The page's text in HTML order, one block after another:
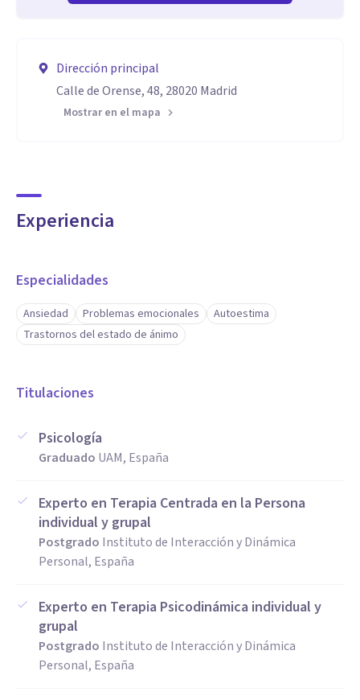
Dirección principal
Calle de Orense, 48, 28020 Madrid
Mostrar en el mapa
Experiencia
Especialidades
Ansiedad Problemas emocionales
Autoestima
Trastornos del estado de ánimo
Titulaciones
Psicología
Graduado UAM, España
Experto en Terapia Centrada en la Persona
individual y grupal
Postgrado Instituto de Interacción y Dinámica
Personal, España
Experto en Terapia Psicodinámica individual y
grupal
Postgrado Instituto de Interacción y Dinámica
Personal, España